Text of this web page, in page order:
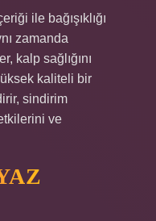
ile bağışıklığı
zamanda
kalp sağlığını
kaliteli bir
sindirim
ve